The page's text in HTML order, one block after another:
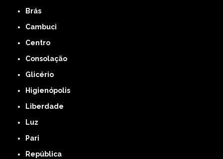
Brás
Cambuci
Centro
Consolação
Glicério
Higienópolis
Liberdade
Luz
Pari
República